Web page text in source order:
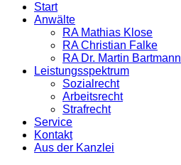
Start
Anwälte
RA Mathias Klose
RA Christian Falke
RA Dr. Martin Bartmann
Leistungsspektrum
Sozialrecht
Arbeitsrecht
Strafrecht
Service
Kontakt
Aus der Kanzlei